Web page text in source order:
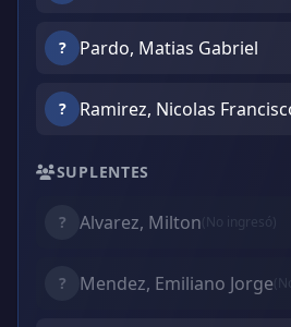
? Pardo, Matias Gabriel
? Ramirez, Nicolas
SUPLENTES
? Alvarez, Milton(No ingresó)
? Mendez, Emiliano Jorge